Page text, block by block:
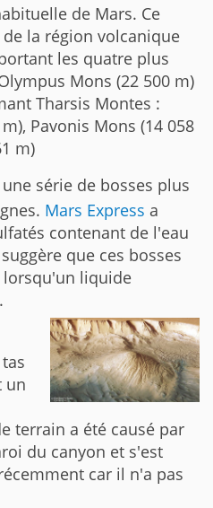
de Mars. Ce
la région volcanique
les quatre plus
Mons (22 500 m)
Tharsis Montes :
Pavonis Mons (14 058
m)
série de bosses plus
Mars Express a
contenant de l'eau
que ces bosses
lorsqu'un liquide
un
terrain a été causé par
du canyon et s'est
car il n'a pas